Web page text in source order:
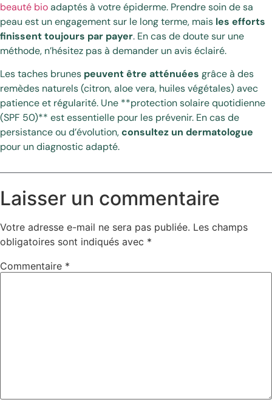
beauté bioadaptés à votre épiderme. Prendre soin de sa
peau est un engagement sur le long terme, mais les efforts
finissent toujours par payer. En cas de doute sur une
méthode, n’hésitez pas à demander un avis éclairé.
Les taches brunes peuvent être atténuées grâce à des
remèdes naturels (citron, aloe vera, huiles végétales) avec
patience et régularité. Une **protection solaire quotidienne
(SPF 50)** est essentielle pour les prévenir. En cas de
persistance ou d’évolution,consultez un dermatologue
pour un diagnostic adapté.
Laisser un commentaire
Votre adresse e-mail ne sera pas publiée. Les champs
obligatoires sont indiqués avec *
Commentaire *